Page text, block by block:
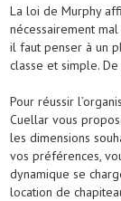
La loi de Murphy
nécessairement
il faut penser à un
classe et simple.
Pour réussir
Cuellar vous
les dimensions
vos préférences,
dynamique se
location de